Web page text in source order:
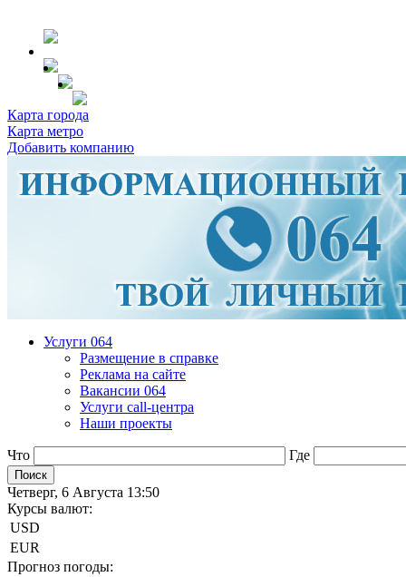
Карта города
Карта метро
Добавить компанию
Услуги 064
Размещение в справке
Реклама на сайте
Вакансии 064
Услуги call-центра
Наши проекты
Что Где
Четверг, 6 Августа 13:50
Курсы валют:
USD
EUR
Прогноз погоды: